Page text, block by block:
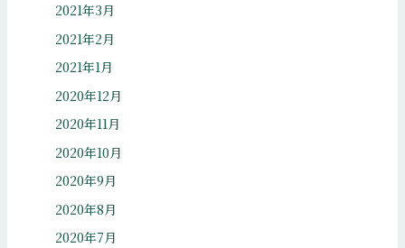
2021年3月
2021年2月
2021年1月
2020年12月
2020年11月
2020年10月
2020年9月
2020年8月
2020年7月